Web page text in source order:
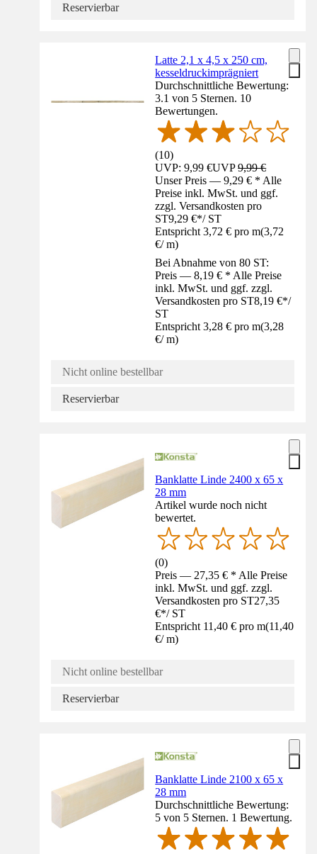
Reservierbar
Latte 2,1 x 4,5 x 250 cm,
kesseldruckimprägniert
Durchschnittliche Bewertung:
3.1 von 5 Sternen. 10
Bewertungen.
(10)
UVP: 9,99 €UVP9,99 €
Unser Preis — 9,29 € * Alle
Preise inkl. MwSt. und ggf.
zzgl. Versandkosten pro
ST9,29 €*/ ST
Entspricht 3,72 € pro m(3,72
€/ m)
Bei Abnahme von 80 ST:
Preis — 8,19 € * Alle Preise
inkl. MwSt. und ggf. zzgl.
Versandkosten pro ST8,19 €*/
ST
Entspricht 3,28 € pro m(3,28
€/ m)
Nicht online bestellbar
Reservierbar
Banklatte Linde 2400 x 65 x
28 mm
Artikel wurde noch nicht
bewertet.
(0)
Preis — 27,35 € * Alle Preise
inkl. MwSt. und ggf. zzgl.
Versandkosten pro ST27,35
€*/ ST
Entspricht 11,40 € pro m(11,40
€/ m)
Nicht online bestellbar
Reservierbar
Banklatte Linde 2100 x 65 x
28 mm
Durchschnittliche Bewertung:
5 von 5 Sternen. 1 Bewertung.